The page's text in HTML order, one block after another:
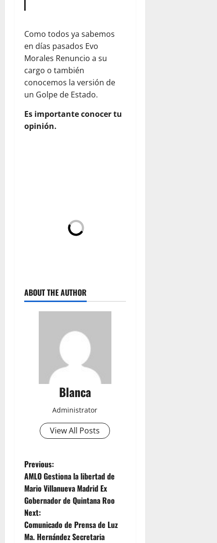
Como todos ya sabemos
en días pasados Evo
Morales Renuncio a su
cargo o también
conocemos la versión de
un Golpe de Estado.
Es importante conocer tu
opinión.
ABOUT THE AUTHOR
Blanca
Administrator
View All Posts
P
o
s
t
Previous:
AMLO Gestiona la libertad de
Mario Villanueva Madrid Ex
Gobernador de Quintana Roo
Next:
Comunicado de Prensa de Luz
Ma. Hernández Secretaria